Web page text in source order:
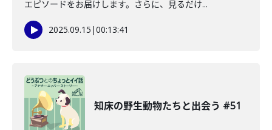
エピソードをお届けします。さらに、見るだけ...
2025.09.15 |00:13:41
知床の野生動物たちと出会う #51